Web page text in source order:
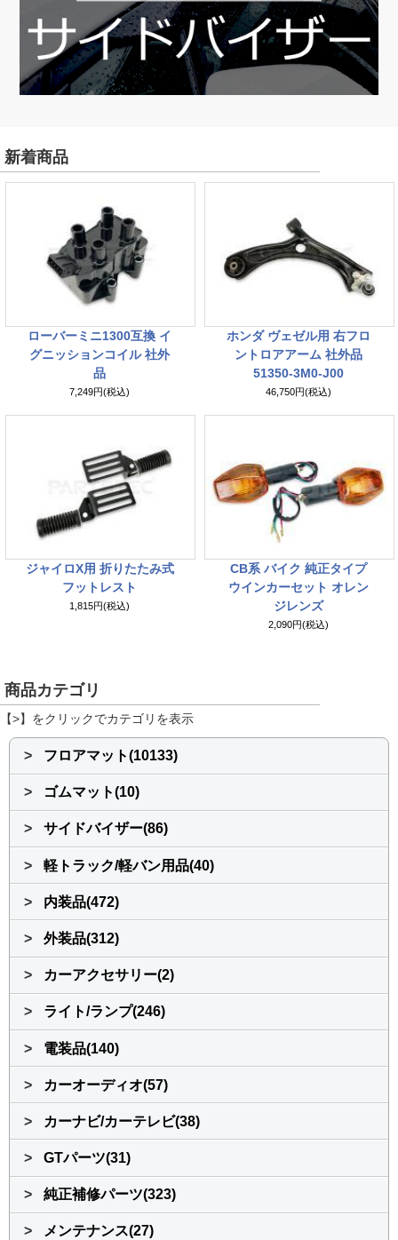
新着商品
ローバーミニ1300互換 イ
グニッションコイル 社外
品
7,249円(税込)
ホンダ ヴェゼル用 右フロ
ントロアアーム 社外品
51350-3M0-J00
46,750円(税込)
ジャイロX用 折りたたみ式
フットレスト
1,815円(税込)
CB系 バイク 純正タイプ
ウインカーセット オレン
ジレンズ
2,090円(税込)
商品カテゴリ
【>】をクリックでカテゴリを表示
> フロアマット(10133)
> ゴムマット(10)
> サイドバイザー(86)
> 軽トラック/軽バン用品(40)
> 内装品(472)
> 外装品(312)
> カーアクセサリー(2)
> ライト/ランプ(246)
> 電装品(140)
> カーオーディオ(57)
> カーナビ/カーテレビ(38)
> GTパーツ(31)
> 純正補修パーツ(323)
> メンテナンス(27)